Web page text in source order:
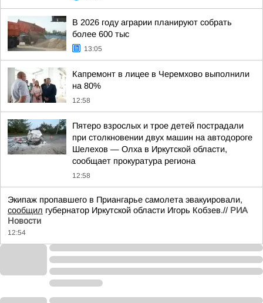
В 2026 году аграрии планируют собрать
более 600 тыс
13:05
Капремонт в лицее в Черемхово выполнили
на 80%
12:58
Пятеро взрослых и трое детей пострадали
при столкновении двух машин на автодороге
Шелехов — Олха в Иркутской области,
сообщает прокуратура региона
12:58
Экипаж пропавшего в Приангарье самолета эвакуировали,
сообщил губернатор Иркутской области Игорь Кобзев.// РИА
Новости
12:54